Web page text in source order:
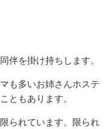
伴を掛け持ちします。
も多いお姉さんホステ
ともあります。
られています。限られ